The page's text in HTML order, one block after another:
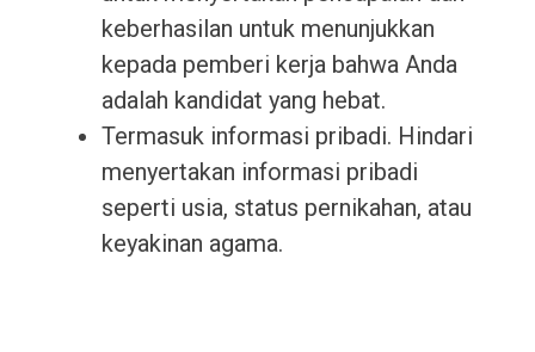
keberhasilan untuk menunjukkan
kepada pemberi kerja bahwa Anda
adalah kandidat yang hebat.
Termasuk informasi pribadi. Hindari
menyertakan informasi pribadi
seperti usia, status pernikahan, atau
keyakinan agama.